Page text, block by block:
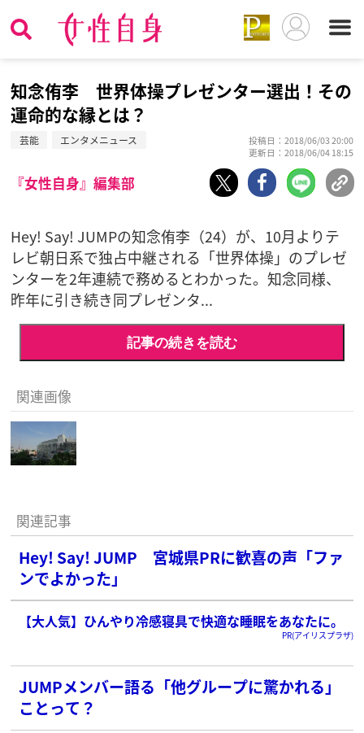
知念侑李 世界体操プレゼンター選出！その
運命的な縁とは？
芸能 エンタメニュース
投稿日：2018/06/03 20:00
更新日：2018/06/04 18:15
『女性自身』編集部
Hey! Say! JUMPの知念侑李（24）が、10月よりテ
レビ朝日系で独占中継される「世界体操」のプレゼ
ンターを2年連続で務めるとわかった。知念同様、
昨年に引き続き同プレゼンタ...
記事の続きを読む
関連画像
関連記事
Hey! Say! JUMP 宮城県PRに歓喜の声「ファ
ンでよかった」
【大人気】ひんやり冷感寝具で快適な睡眠をあなたに。
PR(アイリスプラザ)
JUMPメンバー語る「他グループに驚かれる」
ことって？